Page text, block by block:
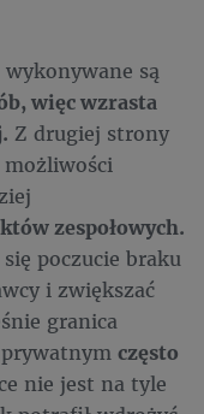
wykonywane są
więc wzrasta
Z drugiej strony
zespołowych.
poczucie braku
i zwiększać
granica
prywatnym często
nie jest na tyle